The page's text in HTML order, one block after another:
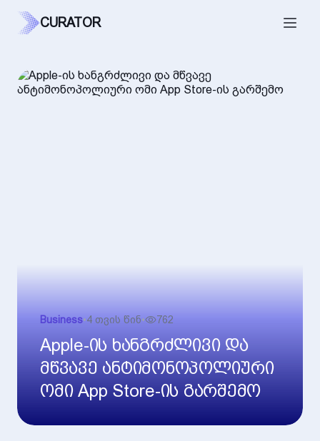
CURATOR
Business•4 თვის წინ• 762
Apple-ის ხანგრძლივი და
მწვავე ანტიმონოპოლიური
ომი App Store-ის გარშემო